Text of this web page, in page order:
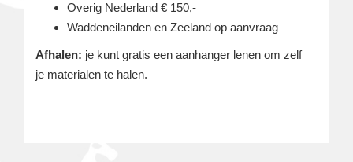
Overig Nederland € 150,-
Waddeneilanden en Zeeland op aanvraag
Afhalen: je kunt gratis een aanhanger lenen om zelf
je materialen te halen.